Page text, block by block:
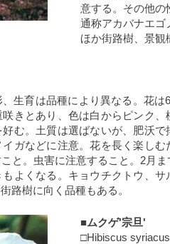
意する。その他の
通称アカバナエゴ
ほか街路樹、景観
生育は品種により異なる。花は
きとあり、色は白からピンク
む。土質は選ばないが、肥沃
ガなどに注意。花を長く楽し
と。虫害に注意すること。2月
よくなる。キョウチクトウ、
路樹に向く品種もある。
■ムクゲ'宗旦'
□Hibiscus